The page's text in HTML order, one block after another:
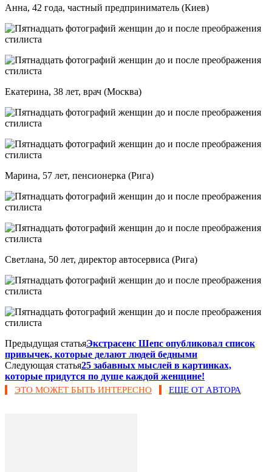
Анна, 42 года, частный предприниматель (Киев)
Екатерина, 38 лет, врач (Москва)
Марина, 57 лет, пенсионерка (Рига)
Светлана, 50 лет, директор автосервиса (Рига)
Предыдущая статьяЭкстрасенс Шепс опубликовал список
привычек, которые делают людей бедными
Следующая статья25 забавных мыслей в картинках,
которые придутся по душе каждой женщине!
ЭТО МОЖЕТ БЫТЬ ИНТЕРЕСНО ЕЩЕ ОТ АВТОРА